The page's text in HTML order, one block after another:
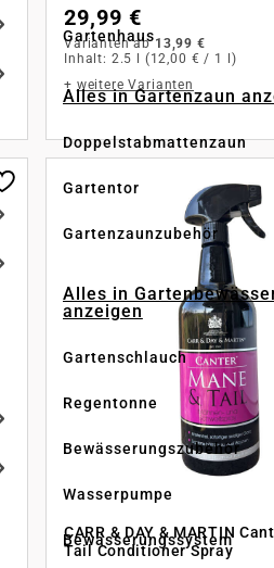
Gartenhaus
Alles in Gartenzaun
Doppelstabmattenzaun
Gartentor
Gartenzaunzubehör
Alles in
anzeigen
Gartenschlauch
Regentonne
Bewässerungszubehör
Wasserpumpe
Bewässerungssystem
29,99 €
Varianten ab13,99 €
Inhalt: 2.5 l (12,00 € / 1 l)
+ weitere Varianten
CARR & DAY & MARTIN
Tail Conditioner Spray